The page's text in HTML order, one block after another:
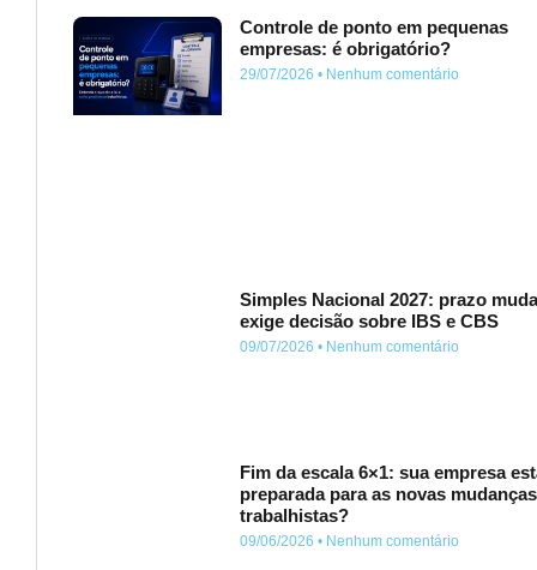
Controle de ponto em pequenas
empresas: é obrigatório?
29/07/2026 Nenhum comentário
Simples Nacional 2027: prazo
exige decisão sobre IBS e CBS
09/07/2026 Nenhum comentário
Fim da escala 6×1: sua empresa
preparada para as novas mudanças
trabalhistas?
09/06/2026 Nenhum comentário